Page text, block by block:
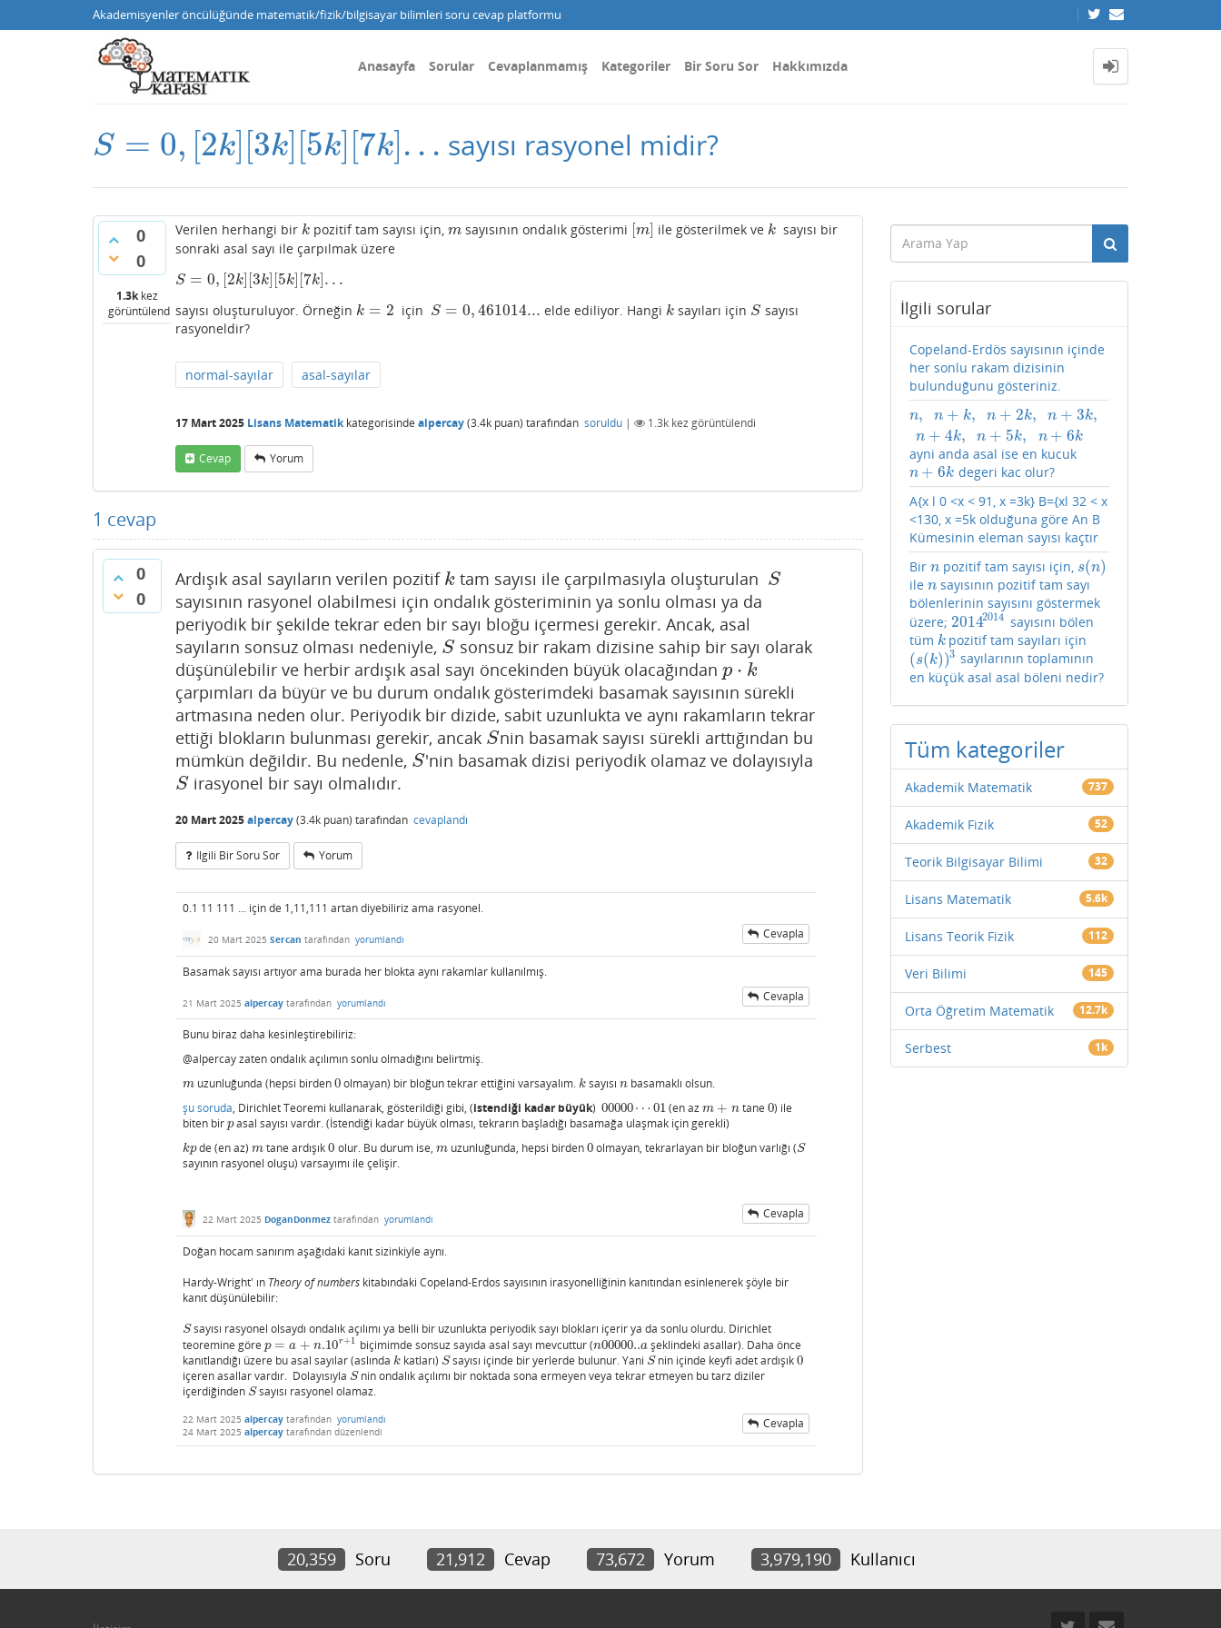
Akademisyenler öncülüğünde matematik/fizik/bilgisayar bilimleri soru cevap platformu
Anasayfa Sorular Cevaplanmamış Kategoriler Bir Soru Sor Hakkımızda
S = 0, [2k] [3k] [5k] [7k]. . .
S= 0,[ 2k] 3k] 5k] 7k]. sayısı rasyonel midir?
0
0
1.3kkez
görüntülendi
Verilen herhangi bir k
kpozitif tam sayısı için, m
m sayısının ondalık gösterimi [m]
[m] ile gösterilmek ve k
k sayısı bir
sonraki asal sayı ile çarpılmak üzere
S = 0, [2k][3k][5k][7k]. . .
S =0, 2k] 3k][ k][7 k]...
sayısı oluşturuluyor. Örneğin k = 2
k= 2 için S = 0,461014...
S= 0,461014... elde ediliyor. Hangi k
ksayıları için S
S sayısı
rasyoneldir?
normal-sayılar asal-sayılar
17 Mart 2025 Lisans Matematikkategorisinde alpercay(3.4k puan) tarafından soruldu | 1.3k kez görüntülendi
Cevap Yorum
1 cevap
0
0
Ardışık asal sayıların verilen pozitif k
k tam sayısı ile çarpılmasıyla oluşturulan S
S
sayısının rasyonel olabilmesi için ondalık gösteriminin ya sonlu olması ya da
periyodik bir şekilde tekrar eden bir sayı bloğu içermesi gerekir. Ancak, asal
sayıların sonsuz olması nedeniyle, S
S sonsuz bir rakam dizisine sahip bir sayı olarak
düşünülebilir ve herbir ardışık asal sayı öncekinden büyük olacağından p ⋅ k
p k
çarpımları da büyür ve bu durum ondalık gösterimdeki basamak sayısının sürekli
artmasına neden olur. Periyodik bir dizide, sabit uzunlukta ve aynı rakamların tekrar
ettiği blokların bulunması gerekir, ancak S
S nin basamak sayısı sürekli arttığından bu
mümkün değildir. Bu nedenle, S
S 'nin basamak dizisi periyodik olamaz ve dolayısıyla
S
S irasyonel bir sayı olmalıdır.
20 Mart 2025alpercay(3.4k puan) tarafından cevaplandı
Ilgili Bir Soru Sor Yorum
0.1 11 111 ... için de 1,11,111 artan diyebiliriz ama rasyonel.
20 Mart 2025 Sercan tarafından yorumlandı Cevapla
Basamak sayısı artıyor ama burada her blokta aynı rakamlar kullanılmış.
21 Mart 2025 alpercay tarafından yorumlandı Cevapla
Bunu biraz daha kesinleştirebiliriz:
@alpercay zaten ondalık açılımın sonlu olmadığını belirtmiş.
m
muzunluğunda (hepsi birden0
0olmayan) bir bloğun tekrar ettiğini varsayalım.k
k sayısın
n basamaklı olsun.
şu soruda, Dirichlet Teoremi kullanarak, gösterildiği gibi, (istendiği kadar büyük) 00000⋯ 01
00000⋯ 01 (en az m + n
m+n tane0
0) ile
biten bir p
pasal sayısı vardır. (İstendiği kadar büyük olması, tekrarın başladığı basamağa ulaşmak için gerekli)
kp
kpde (en az)m
m tane ardışık0
0 olur. Bu durum ise, m
muzunluğunda, hepsi birden0
0olmayan, tekrarlayan bir bloğun varlığı (S
S
sayının rasyonel oluşu) varsayımı ile çelişir.
22 Mart 2025 DoganDonmez tarafından yorumlandı Cevapla
Doğan hocam sanırım aşağıdaki kanıt sizinkiyle aynı.
Hardy-Wright' ın Theory of numbers kitabındaki Copeland-Erdos sayısının irasyonelliğinin kanıtından esinlenerek şöyle bir
kanıt düşünülebilir:
S
Ssayısı rasyonel olsaydı ondalık açılımı ya belli bir uzunlukta periyodik sayı blokları içerir ya da sonlu olurdu. Dirichlet
teoremine göre p = a + n.10r+1
p=a+n .10 r+1 biçimimde sonsuz sayıda asal sayı mevcuttur (n00000..a
n00000..a şeklindeki asallar). Daha önce
kanıtlandığı üzere bu asal sayılar (aslında k
k katları)S
Ssayısı içinde bir yerlerde bulunur. Yani S
Snin içinde keyfi adet ardışık0
0
içeren asallar vardır. Dolayısıyla S
Snin ondalık açılımı bir noktada sona ermeyen veya tekrar etmeyen bu tarz diziler
içerdiğinden S
Ssayısı rasyonel olamaz.
22 Mart 2025 alpercay tarafından yorumlandı
24 Mart 2025 alpercay tarafından düzenlendi
Cevapla
İlgili sorular
Copeland-Erdös sayısının içinde
her sonlu rakam dizisinin
bulunduğunu gösteriniz.
n, n + k, n + 2k, n + 3k,
n + 4k, n + 5k, n + 6k
n,n +k, n+ 2k, +3 k,n +4k n+5k,n+6k
ayni anda asal ise en kucuk
n + 6k
n+6k
degeri kac olur?
A{x l 0 <x < 91, x =3k} B={xl 32 < x
<130, x =5k olduğuna göre An B
Kümesinin eleman sayısı kaçtır
Bir n
n pozitif tam sayısı için, s(n)
s(n)
ile n
n sayısının pozitif tam sayı
bölenlerinin sayısını göstermek
üzere; 20142014
20142014 sayısını bölen
tüm k
kpozitif tam sayıları için
(s(k))3
(s(k))3
sayılarının toplamının
en küçük asal asal böleni nedir?
Tüm kategoriler
Akademik Matematik 737
Akademik Fizik 52
Teorik Bilgisayar Bilimi 32
Lisans Matematik 5.6k
Lisans Teorik Fizik 112
Veri Bilimi 145
Orta Öğretim Matematik 12.7k
Serbest 1k
20,359 Soru 21,912 Cevap 73,672 Yorum 3,979,190 Kullanıcı